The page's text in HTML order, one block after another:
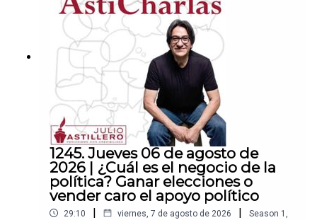
1245. Jueves 06 de agosto de
2026 | ¿Cuál es el negocio de la
política? Ganar elecciones o
vender caro el apoyo político
29:10 | viernes, 7 de agosto de 2026 | Season 1